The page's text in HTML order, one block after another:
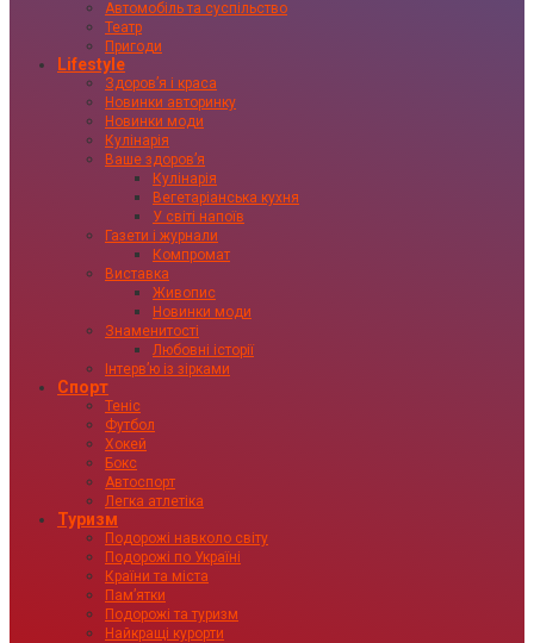
Автомобіль та суспільство
Театр
Пригоди
Lifestyle
Здоровʼя і краса
Новинки авторинку
Новинки моди
Кулінарія
Ваше здоровʼя
Кулінарія
Вегетаріанська кухня
У світі напоїв
Газети і журнали
Компромат
Виставка
Живопис
Новинки моди
Знаменитості
Любовні історії
Інтервʼю із зірками
Спорт
Теніс
Футбол
Хокей
Бокс
Автоспорт
Легка атлетіка
Туризм
Подорожі навколо світу
Подорожі по Україні
Країни та міста
Пам’ятки
Подорожі та туризм
Найкращі курорти